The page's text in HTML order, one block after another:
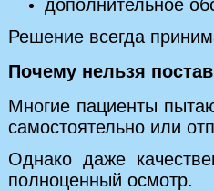
дополнительное
Решение всегда
Почему нельзя
Многие пациенты
самостоятельно или
Однако даже
полноценный осмотр.